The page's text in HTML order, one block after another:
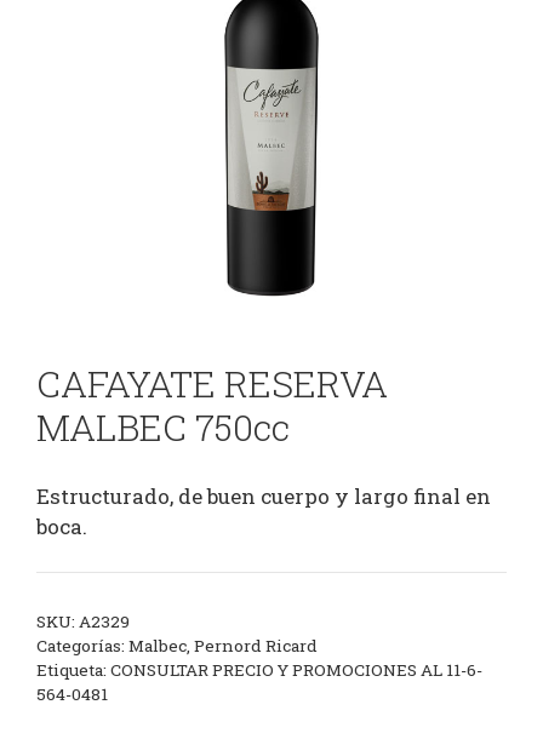
CAFAYATE RESERVA
MALBEC 750cc
Estructurado, de buen cuerpo y largo final en
boca.
SKU: A2329
Categorías: Malbec, Pernord Ricard
Etiqueta: CONSULTAR PRECIO Y PROMOCIONES AL 11-6-
564-0481